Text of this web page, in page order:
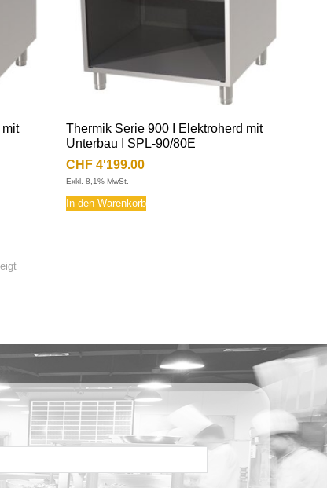
Thermik Serie 900 I Elektroherd mit
Unterbau I SPL-90/80E
CHF 4'199.00
Exkl. 8,1% MwSt.
In den Warenkorb